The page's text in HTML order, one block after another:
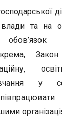
влади та на
у